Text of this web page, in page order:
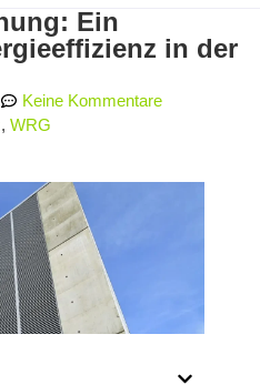
Ein
in der
Keine Kommentare
, WRG